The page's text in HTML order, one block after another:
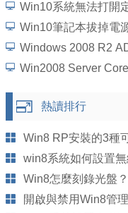
Win10系統無法打開
Win10筆記本拔掉電
熱讀排行
Win8 RP安裝的3種
win8系統如何設置
Win8怎麼刻錄光盤？
開啟與禁用Win8管